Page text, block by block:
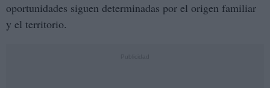
oportunidades siguen determinadas por el origen familiar
y el territorio.